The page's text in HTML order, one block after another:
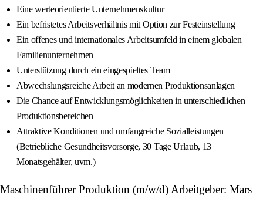
Eine werteorientierte Unternehmenskultur
Ein befristetes Arbeitsverhältnis mit Option zur Festeinstellung
Ein offenes und internationales Arbeitsumfeld in einem globalen
Familienunternehmen
Unterstützung durch ein eingespieltes Team
Abwechslungsreiche Arbeit an modernen Produktionsanlagen
Die Chance auf Entwicklungsmöglichkeiten in unterschiedlichen
Produktionsbereichen
Attraktive Konditionen und umfangreiche Sozialleistungen
(Betriebliche Gesundheitsvorsorge, 30 Tage Urlaub, 13
Monatsgehälter, uvm.)
Maschinenführer Produktion (m/w/d) Arbeitgeber: Mars